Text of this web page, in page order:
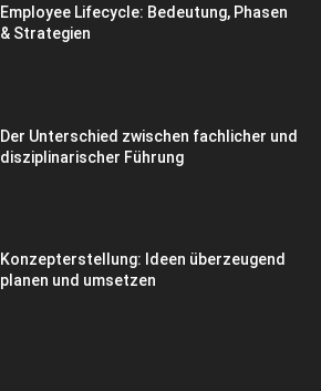
Employee Lifecycle: Bedeutung, Phasen
& Strategien
Der Unterschied zwischen fachlicher und
disziplinarischer Führung
Konzepterstellung: Ideen überzeugend
planen und umsetzen